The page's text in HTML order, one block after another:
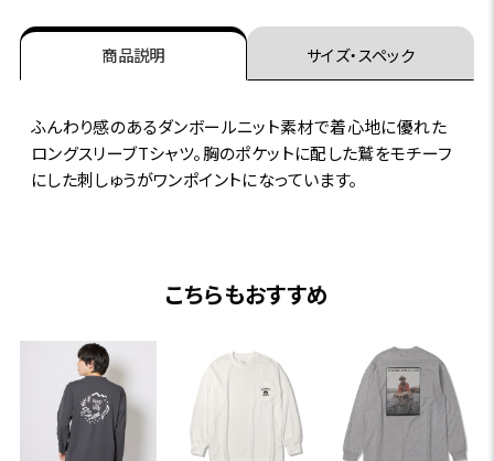
商品説明 サイズ・スペック
ふんわり感のあるダンボールニット素材で着心地に優れた
ロングスリーブTシャツ。胸のポケットに配した鷲をモチーフ
にした刺しゅうがワンポイントになっています。
こちらもおすすめ